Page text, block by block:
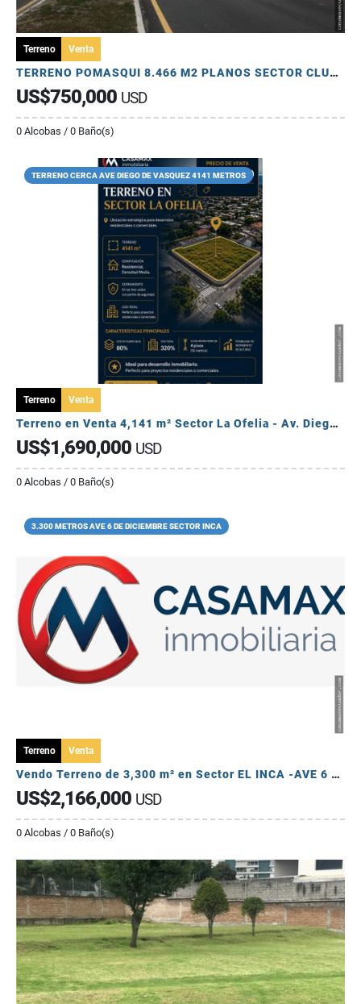
Terreno Venta
TERRENO POMASQUI 8.466 M2 PLANOS SECTOR CLUB LA LIGA-SIMON BOLIVAR
US$750,000 USD
0 Alcobas / 0 Baño(s)
TERRENO CERCA AVE DIEGO DE VASQUEZ 4141 METROS
Terreno Venta
Terreno en Venta 4,141 m² Sector La Ofelia - Av. Diego Vásquez Cepeda.
US$1,690,000 USD
0 Alcobas / 0 Baño(s)
3.300 METROS AVE 6 DE DICIEMBRE SECTOR INCA
Terreno Venta
Vendo Terreno de 3,300 m² en Sector EL INCA -AVE 6 DE DICIEMBRE
US$2,166,000 USD
0 Alcobas / 0 Baño(s)